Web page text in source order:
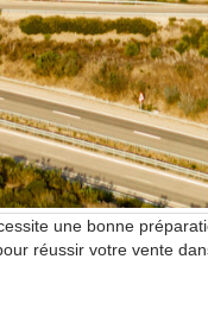
une bonne
réussir votre vente